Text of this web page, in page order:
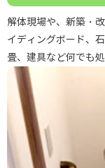
解体現場や、新築・
イディングボード、
畳、建具など何でも処